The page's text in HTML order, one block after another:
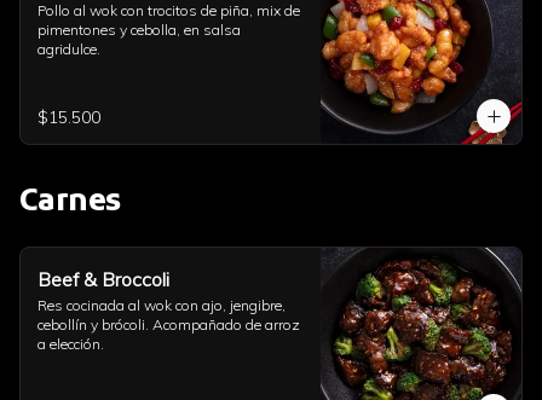
Pollo al wok con trocitos de piña, mix de
pimentones y cebolla, en salsa
agridulce.
$15.500
Carnes
Beef & Broccoli
Res cocinada al wok con ajo, jengibre,
cebollín y brócoli. Acompañado de arroz
a elección.